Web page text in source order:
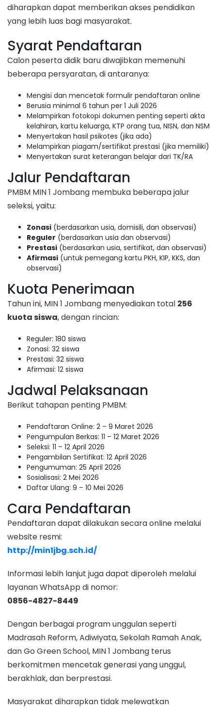
diharapkan dapat memberikan akses pendidikan
yang lebih luas bagi masyarakat.
Syarat Pendaftaran
Calon peserta didik baru diwajibkan memenuhi
beberapa persyaratan, di antaranya:
Mengisi dan mencetak formulir pendaftaran online
Berusia minimal 6 tahun per 1 Juli 2026
Melampirkan fotokopi dokumen penting seperti akta
kelahiran, kartu keluarga, KTP orang tua, NISN, dan NSM
Menyertakan hasil psikotes (jika ada)
Melampirkan piagam/sertifikat prestasi (jika memiliki)
Menyertakan surat keterangan belajar dari TK/RA
Jalur Pendaftaran
PMBM MIN 1 Jombang membuka beberapa jalur
seleksi, yaitu:
Zonasi (berdasarkan usia, domisili, dan observasi)
Reguler (berdasarkan usia dan observasi)
Prestasi (berdasarkan usia, sertifikat, dan observasi)
Afirmasi (untuk pemegang kartu PKH, KIP, KKS, dan
observasi)
Kuota Penerimaan
Tahun ini, MIN 1 Jombang menyediakan total 256
kuota siswa, dengan rincian:
Reguler: 180 siswa
Zonasi: 32 siswa
Prestasi: 32 siswa
Afirmasi: 12 siswa
Jadwal Pelaksanaan
Berikut tahapan penting PMBM:
Pendaftaran Online: 2 – 9 Maret 2026
Pengumpulan Berkas: 11 – 12 Maret 2026
Seleksi: 11 – 12 April 2026
Pengambilan Sertifikat: 12 April 2026
Pengumuman: 25 April 2026
Sosialisasi: 2 Mei 2026
Daftar Ulang: 9 – 10 Mei 2026
Cara Pendaftaran
Pendaftaran dapat dilakukan secara online melalui
website resmi:
http://min1jbg.sch.id/
Informasi lebih lanjut juga dapat diperoleh melalui
layanan WhatsApp di nomor:
0856-4827-8449
Dengan berbagai program unggulan seperti
Madrasah Reform, Adiwiyata, Sekolah Ramah Anak,
dan Go Green School, MIN 1 Jombang terus
berkomitmen mencetak generasi yang unggul,
berakhlak, dan berprestasi.
Masyarakat diharapkan tidak melewatkan